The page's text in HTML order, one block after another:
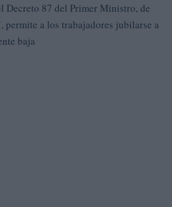
Decreto 87 del Primer Ministro, de
permite a los trabajadores jubilarse a
baja